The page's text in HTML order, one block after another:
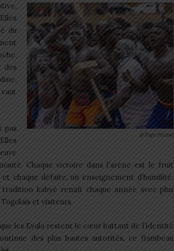
@Togo Presse
du
des
pas
Chaque victoire dans l’arène est le fruit
chaque défaite, un enseignement d’humilité.
kabyè renaît chaque année avec plus
et visiteurs.
les Evala restent le cœur battant de l’identité
des plus hautes autorités, ce flambeau